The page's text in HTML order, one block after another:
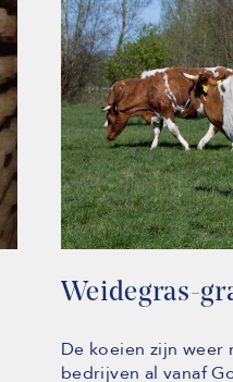
Weidegras-
De koeien zijn weer
bedrijven al vanaf